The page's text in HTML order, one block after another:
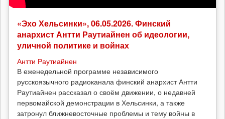
«Эхо Хельсинки», 06.05.2026. Финский
анархист Антти Раутиайнен об идеологии,
уличной политике и войнах
Антти Раутиайнен
В еженедельной программе независимого
русскоязычного радиоканала финский анархист Антти
Раутиайнен рассказал о своём движении, о недавней
первомайской демонстрации в Хельсинки, а также
затронул ближневосточные проблемы и тему войны в